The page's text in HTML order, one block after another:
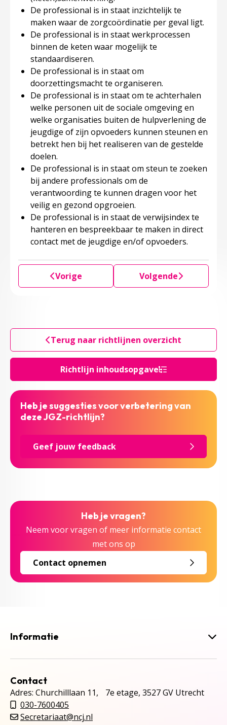
Richtlijn inhoudsopgave
De professional is in staat inzichtelijk te
maken waar de zorgcoördinatie per geval ligt.
De professional is in staat werkprocessen
binnen de keten waar mogelijk te
standaardiseren.
De professional is in staat om
doorzettingsmacht te organiseren.
De professional is in staat om te achterhalen
welke personen uit de sociale omgeving en
welke organisaties buiten de hulpverlening de
jeugdige of zijn opvoeders kunnen steunen en
betrekt hen bij het realiseren van de gestelde
doelen.
De professional is in staat om steun te zoeken
bij andere professionals om de
verantwoording te kunnen dragen voor het
veilig en gezond opgroeien.
De professional is in staat de verwijsindex te
hanteren en bespreekbaar te maken in direct
contact met de jeugdige en/of opvoeders.
Vorige Volgende
Terug naar richtlijnen overzicht
Heb je suggesties voor verbetering van
deze JGZ-richtlijn?
Geef jouw feedback
Heb je vragen?
Neem voor vragen of meer informatie contact
met ons op
Contact opnemen
Informatie
Contact
Adres: Churchilllaan 11, 7e etage, 3527 GV Utrecht
030-7600405
Secretariaat@ncj.nl